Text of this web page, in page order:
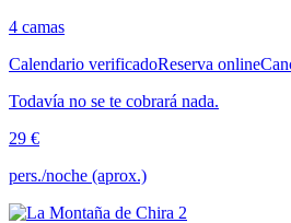
4 camas
Calendario verificadoReserva online
Todavía no se te cobrará nada.
29 €
pers./noche (aprox.)